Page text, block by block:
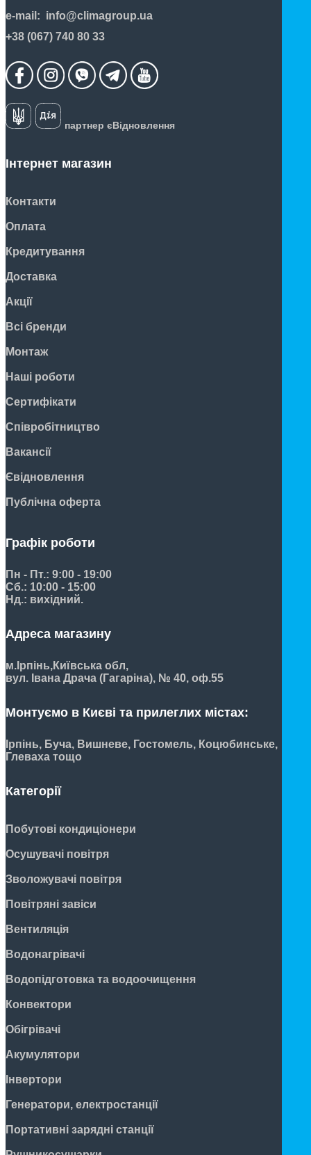
e-mail: info@climagroup.ua
+38 (067) 740 80 33
партнер єВідновлення
Інтернет магазин
Контакти
Оплата
Кредитування
Доставка
Акції
Всі бренди
Монтаж
Наші роботи
Сертифікати
Співробітництво
Вакансії
Євідновлення
Публічна оферта
Графік роботи
Пн - Пт.: 9:00 - 19:00
Сб.: 10:00 - 15:00
Нд.: вихідний.
Адреса магазину
м.Ірпінь,Київська обл,
вул. Івана Драча (Гагаріна), № 40, оф.55
Монтуємо в Києві та прилеглих містах:
Ірпінь, Буча, Вишневе, Гостомель, Коцюбинське,
Глеваха тощо
Категорії
Побутові кондиціонери
Осушувачі повітря
Зволожувачі повітря
Повітряні завіси
Вентиляція
Водонагрівачі
Водопідготовка та водоочищення
Конвектори
Обігрівачі
Акумулятори
Інвертори
Генератори, електростанції
Портативні зарядні станції